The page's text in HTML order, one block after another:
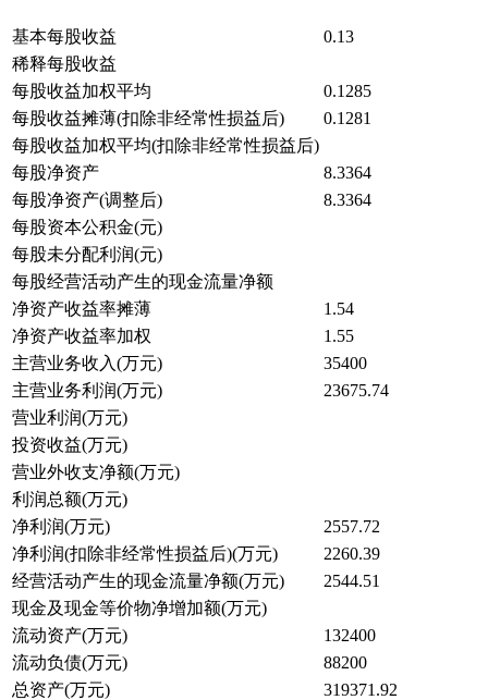
基本每股收益
0.13
稀释每股收益
每股收益加权平均
0.1285
每股收益摊薄(扣除非经常性损益后)
0.1281
每股收益加权平均(扣除非经常性损益后)
每股净资产
8.3364
每股净资产(调整后)
8.3364
每股资本公积金(元)
每股未分配利润(元)
每股经营活动产生的现金流量净额
净资产收益率摊薄
1.54
净资产收益率加权
1.55
主营业务收入(万元)
35400
主营业务利润(万元)
23675.74
营业利润(万元)
投资收益(万元)
营业外收支净额(万元)
利润总额(万元)
净利润(万元)
2557.72
净利润(扣除非经常性损益后)(万元)
2260.39
经营活动产生的现金流量净额(万元)
2544.51
现金及现金等价物净增加额(万元)
流动资产(万元)
132400
流动负债(万元)
88200
总资产(万元)
319371.92